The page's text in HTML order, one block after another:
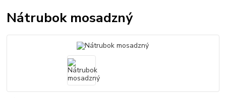
Nátrubok mosadzný